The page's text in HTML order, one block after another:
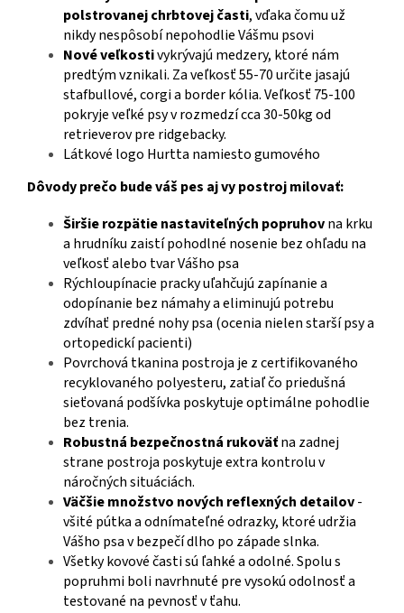
polstrovanej chrbtovej časti, vďaka čomu už
nikdy nespôsobí nepohodlie Vášmu psovi
Nové veľkostivykrývajú medzery, ktoré nám
predtým vznikali. Za veľkosť 55-70 určite jasajú
stafbullové, corgi a border kólia. Veľkosť 75-100
pokryje veľké psy v rozmedzí cca 30-50kg od
retrieverov pre ridgebacky.
Látkové logo Hurtta namiesto gumového
Dôvody prečo bude váš pes aj vy postroj milovať:
Širšie rozpätie nastaviteľných popruhovna krku
a hrudníku zaistí pohodlné nosenie bez ohľadu na
veľkosť alebo tvar Vášho psa
Rýchloupínacie pracky uľahčujú zapínanie a
odopínanie bez námahy a eliminujú potrebu
zdvíhať predné nohy psa (ocenia nielen starší psy a
ortopedickí pacienti)
Povrchová tkanina postroja je z certifikovaného
recyklovaného polyesteru, zatiaľ čo priedušná
sieťovaná podšívka poskytuje optimálne pohodlie
bez trenia.
Robustná bezpečnostná rukoväťna zadnej
strane postroja poskytuje extra kontrolu v
náročných situáciách.
Väčšie množstvo nových reflexných detailov-
všité pútka a odnímateľné odrazky, ktoré udržia
Vášho psa v bezpečí dlho po západe slnka.
Všetky kovové časti sú ľahké a odolné. Spolu s
popruhmi boli navrhnuté pre vysokú odolnosť a
testované na pevnosť v ťahu.